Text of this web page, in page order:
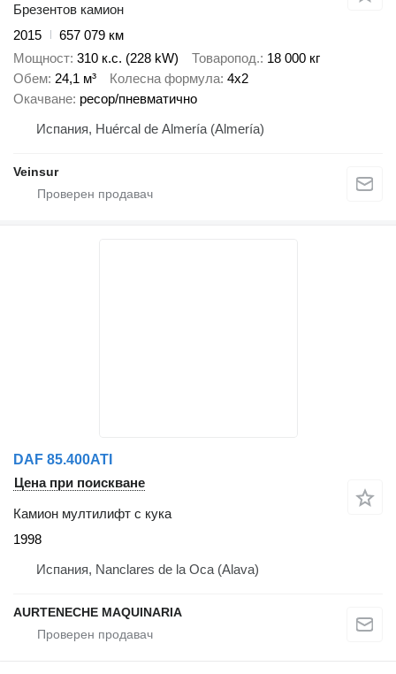
Брезентов камион
2015
657 079 км
Мощност 310 к.с. (228 kW) Товаропод. 18 000 кг
Обем 24,1 м³ Колесна формула 4x2
Окачване ресор/пневматично
Испания, Huércal de Almería (Almería)
Veinsur
DAF 85.400ATI
Цена при поискване
Камион мултилифт с кука
1998
Испания, Nanclares de la Oca (Alava)
AURTENECHE MAQUINARIA